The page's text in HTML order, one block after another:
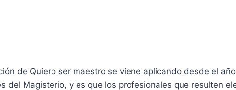
de Quiero ser maestro se viene aplicando desde el
del Magisterio, y es que los profesionales que resulten